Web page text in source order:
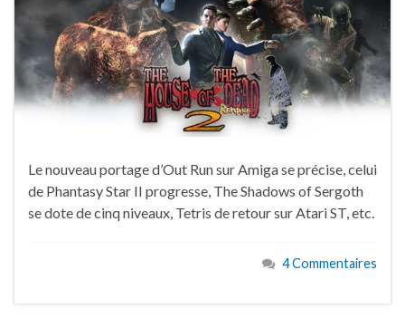
Le nouveau portage d’Out Run sur Amiga se précise, celui
de Phantasy Star II progresse, The Shadows of Sergoth
se dote de cinq niveaux, Tetris de retour sur Atari ST, etc.
4 Commentaires